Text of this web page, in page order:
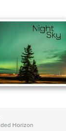
Horizon